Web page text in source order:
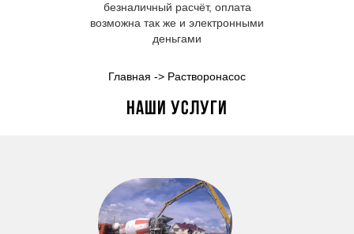
безналичный расчёт, оплата
возможна так же и электронными
деньгами
Главная -> Растворонасос
Наши услуги